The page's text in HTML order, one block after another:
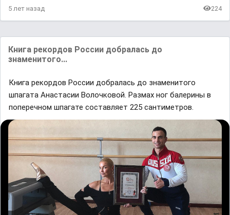
5 лет назад 224
Книга рекордов России добралась до
знаменитого...
Книга рекордов России добралась до знаменитого
шпагата Анастасии Волочковой. Размах ног балерины в
поперечном шпагате составляет 225 сантиметров.